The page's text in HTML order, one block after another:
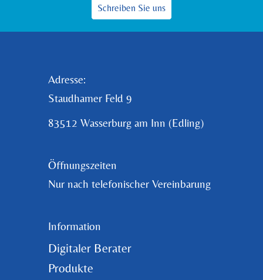
Schreiben Sie uns
Adresse:
Staudhamer Feld 9
83512 Wasserburg am Inn (Edling)
Öffnungszeiten
Nur nach telefonischer Vereinbarung
Information
Digitaler Berater
Produkte